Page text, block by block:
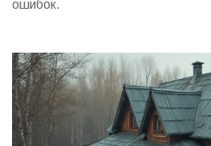
ошибок.